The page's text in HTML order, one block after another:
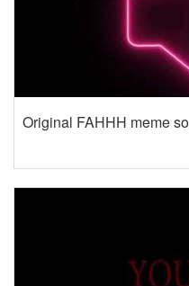
Original FAHHH meme